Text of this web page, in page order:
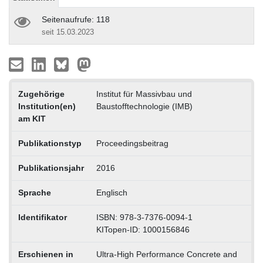
Seitenaufrufe: 118
seit 15.03.2023
Zugehörige
Institution(en)
am KIT
Institut für Massivbau und
Baustofftechnologie (IMB)
Publikationstyp Proceedingsbeitrag
Publikationsjahr 2016
Sprache Englisch
Identifikator
ISBN: 978-3-7376-0094-1
KITopen-ID: 1000156846
Erschienen in
Ultra-High Performance Concrete and